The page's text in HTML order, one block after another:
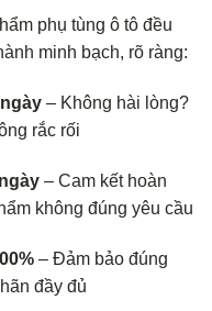
phụ tùng ô tô đều
minh bạch, rõ ràng:
– Không hài lòng?
rắc rối
– Cam kết hoàn
không đúng yêu cầu
– Đảm bảo đúng
đầy đủ